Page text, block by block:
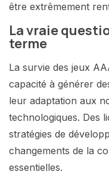
être extrêmement
La vraie
terme
La survie des jeux
capacité à générer
leur adaptation aux
technologiques. Des
stratégies de
changements de la
essentielles.